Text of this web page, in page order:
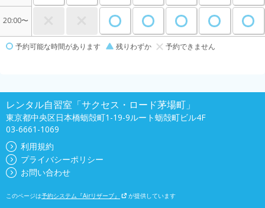
20:00〜
予約可能な時間があります 残りわずか 予約できません
レンタル自習室「サクセス・ロード茅場町」
東京都中央区日本橋蛎殻町1-19-9ルート蛎殻町ビル4F
03-6661-1069
利用規約
プライバシーポリシー
お問い合わせ
このページは予約システム『Airリザーブ』 が提供しています